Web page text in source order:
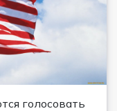
голосовать